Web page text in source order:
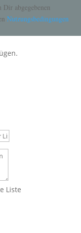
Dir abgegebenen
Nutzungsbedingungen
Liste